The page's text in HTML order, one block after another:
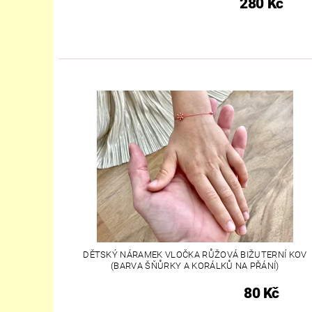
280 Kč
DĚTSKÝ NÁRAMEK VLOČKA RŮŽOVÁ BIŽUTERNÍ KOV
(BARVA ŠŇŮRKY A KORÁLKŮ NA PŘÁNÍ)
80 Kč